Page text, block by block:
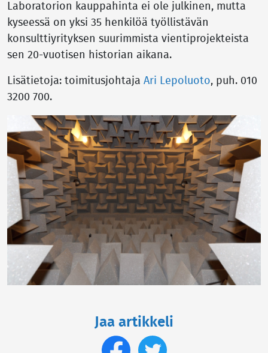
Laboratorion kauppahinta ei ole julkinen, mutta
kyseessä on yksi 35 henkilöä työllistävän
konsulttiyrityksen suurimmista vientiprojekteista
sen 20-vuotisen historian aikana.
Lisätietoja: toimitusjohtaja Ari Lepoluoto, puh. 010
3200 700.
Jaa artikkeli